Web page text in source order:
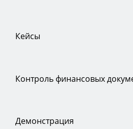
Кейсы
Контроль финансовых
Демонстрация